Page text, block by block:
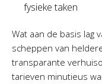
fysieke taken
Wat aan de basis lag
scheppen van
transparante
tarieven minutieus